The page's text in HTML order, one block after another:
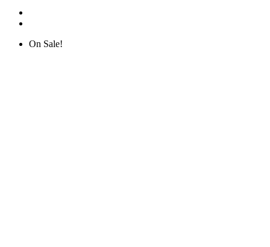
On Sale!